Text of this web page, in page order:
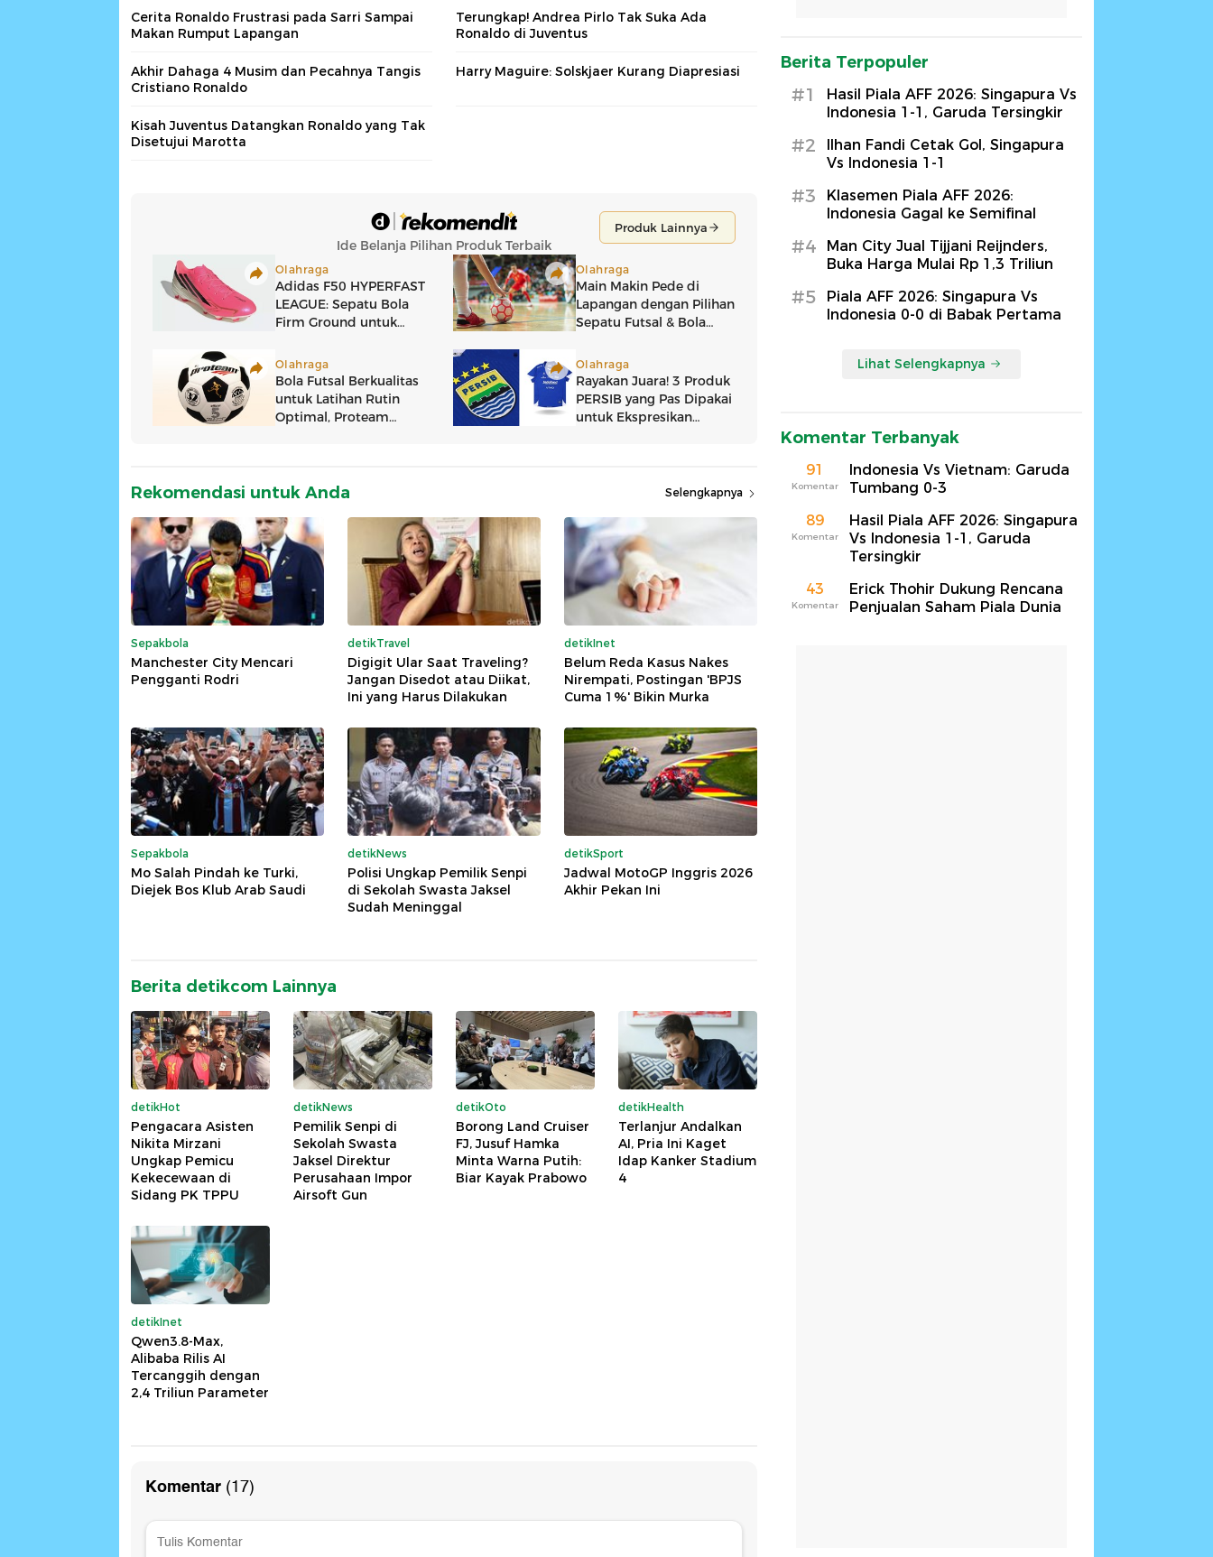
Cerita Ronaldo Frustrasi pada Sarri Sampai
Makan Rumput Lapangan
Terungkap! Andrea Pirlo Tak Suka Ada
Ronaldo di Juventus
Akhir Dahaga 4 Musim dan Pecahnya Tangis
Cristiano Ronaldo
Harry Maguire: Solskjaer Kurang Diapresiasi
Kisah Juventus Datangkan Ronaldo yang Tak
Disetujui Marotta
Rekomendasi untuk Anda Selengkapnya
Sepakbola
Manchester City Mencari
Pengganti Rodri
detikTravel
Digigit Ular Saat Traveling?
Jangan Disedot atau Diikat,
Ini yang Harus Dilakukan
detikInet
Belum Reda Kasus Nakes
Nirempati, Postingan 'BPJS
Cuma 1%' Bikin Murka
Sepakbola
Mo Salah Pindah ke Turki,
Diejek Bos Klub Arab Saudi
detikNews
Polisi Ungkap Pemilik Senpi
di Sekolah Swasta Jaksel
Sudah Meninggal
detikSport
Jadwal MotoGP Inggris 2026
Akhir Pekan Ini
Berita detikcom Lainnya
detikHot
Pengacara Asisten
Nikita Mirzani
Ungkap Pemicu
Kekecewaan di
Sidang PK TPPU
detikNews
Pemilik Senpi di
Sekolah Swasta
Jaksel Direktur
Perusahaan Impor
Airsoft Gun
detikOto
Borong Land Cruiser
FJ, Jusuf Hamka
Minta Warna Putih:
Biar Kayak Prabowo
detikHealth
Terlanjur Andalkan
AI, Pria Ini Kaget
Idap Kanker Stadium
4
detikInet
Qwen3.8-Max,
Alibaba Rilis AI
Tercanggih dengan
2,4 Triliun Parameter
Berita Terpopuler
#1
Hasil Piala AFF 2026: Singapura Vs
Indonesia 1-1, Garuda Tersingkir
#2
Ilhan Fandi Cetak Gol, Singapura
Vs Indonesia 1-1
#3
Klasemen Piala AFF 2026:
Indonesia Gagal ke Semifinal
#4
Man City Jual Tijjani Reijnders,
Buka Harga Mulai Rp 1,3 Triliun
#5
Piala AFF 2026: Singapura Vs
Indonesia 0-0 di Babak Pertama
Lihat Selengkapnya
Komentar Terbanyak
91
Komentar
Indonesia Vs Vietnam: Garuda
Tumbang 0-3
89
Komentar
Hasil Piala AFF 2026: Singapura
Vs Indonesia 1-1, Garuda
Tersingkir
43
Komentar
Erick Thohir Dukung Rencana
Penjualan Saham Piala Dunia